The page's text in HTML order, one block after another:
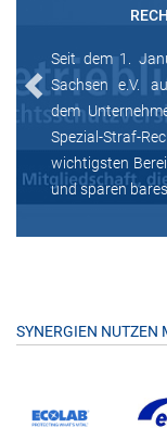
Seit dem 1.
Sachsen e.V.
dem
Spezial-Straf-
wichtigsten
und sparen
Previous
SYNERGIEN NUTZEN